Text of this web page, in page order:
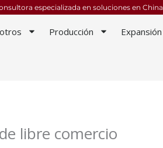
especializada en soluciones en China
Producción Expansión
libre comercio